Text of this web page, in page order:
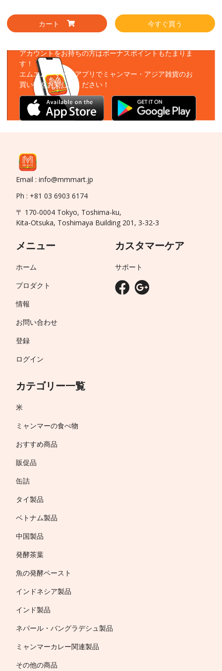
カート 今すぐ買う
アカウントをお持ちの方はボーナスポイントもたまりま
す！
エムエムーマートアプリでミャンマー・アジア雑貨のお
買い物をお楽しみください！
Email : info@mmmart.jp
Ph : +81 03 6903 6174
〒 170-0004 Tokyo, Toshima-ku,
Kita-Otsuka, Toshimaya Building 201, 3-32-3
メニュー
ホーム
プロダクト
情報
お問い合わせ
登録
ログイン
カテゴリー一覧
米
ミャンマーの食べ物
おすすめ商品
販促品
缶詰
タイ製品
ベトナム製品
中国製品
発酵茶葉
魚の発酵ペースト
インドネシア製品
インド製品
ネパール・バングラデシュ製品
ミャンマーカレー関連製品
その他の商品
カスタマーケア
サポート